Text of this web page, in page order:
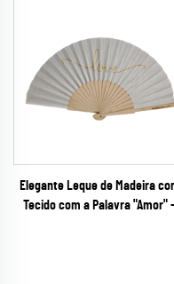
Pantone para Campanhas de
Marketing Corporativo e
Financeiro
Elegante Leque de Madeira
Tecido com a Palavra "Amor"